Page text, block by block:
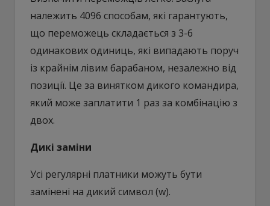
належить 4096 способам, які гарантують,
що переможець складається з 3-6
одинакових одиниць, які випадають поруч
із крайнім лівим барабаном, незалежно від
позиції. Це за винятком дикого командира,
який може заплатити 1 раз за комбінацію з
двох.
Дикі заміни
Усі регулярні платники можуть бути
замінені на дикий символ (w).